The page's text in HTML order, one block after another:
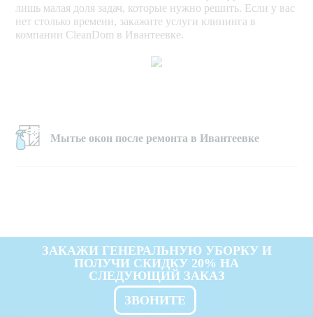
лишь малая доля задач, которые нужно решить. Если у вас
нет столько времени, закажите услуги клининга в
компании CleanDom в Ивантеевке.
Мытье окон после ремонта в Ивантеевке
ЗАКАЖИ ГЕНЕРАЛЬНУЮ УБОРКУ И
ПОЛУЧИ СКИДКУ 20% НА
СЛЕДУЮЩИЙ ЗАКАЗ
ЗВОНИТЕ